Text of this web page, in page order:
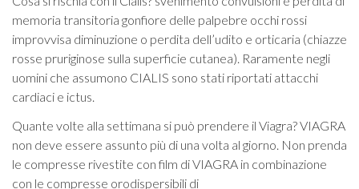
memoria transitoria gonfiore delle palpebre occhi rossi
improvvisa diminuzione o perdita dell’udito e orticaria (chiazze
rosse pruriginose sulla superficie cutanea). Raramente negli
uomini che assumono CIALIS sono stati riportati attacchi
cardiaci e ictus.
Quante volte alla settimana si può prendere il Viagra? VIAGRA
non deve essere assunto più di una volta al giorno. Non prenda
le compresse rivestite con film di VIAGRA in combinazione
con le compresse orodispersibili di